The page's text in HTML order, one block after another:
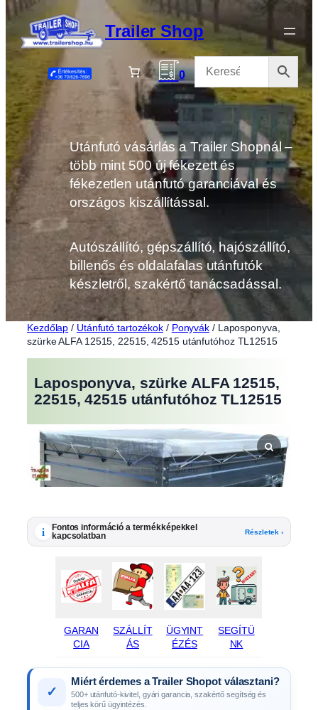
Ugrás
a
tartalomhoz
Trailer Shop
0
Utánfutó vásárlás a Trailer Shopnál –
több mint 500 új fékezett és
fékezetlen utánfutó garanciával és
országos kiszállítással.
Autószállító, gépszállító, hajószállító,
billenős és oldalafalas utánfutók
készletről, szakértő tanácsadással.
Kezdőlap / Utánfutó tartozékok / Ponyvák / Laposponyva,
szürke ALFA 12515, 22515, 42515 utánfutóhoz TL12515
Laposponyva, szürke ALFA 12515,
22515, 42515 utánfutóhoz TL12515
i
Fontos információ a termékképekkel
kapcsolatban
Részletek ›
GARAN
CIA
SZÁLLÍT
ÁS
ÜGYINT
ÉZÉS
SEGÍTÜ
NK
✓
Miért érdemes a Trailer Shopot választani?
500+ utánfutó-kivitel, gyári garancia, szakértő segítség és
teljes körű ügyintézés.